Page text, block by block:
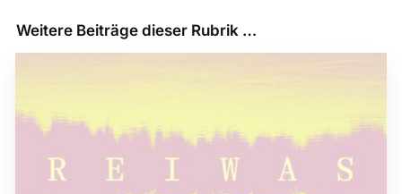
Weitere Beiträge dieser Rubrik …